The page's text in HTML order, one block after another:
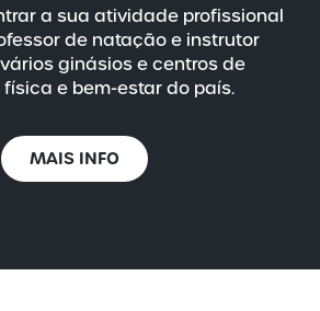
a sua atividade profissional
de natação e instrutor
ginásios e centros de
e bem-estar do país.
MAIS INFO